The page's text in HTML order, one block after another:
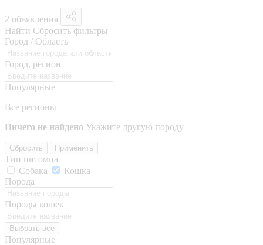
2 объявления
Найти Сбросить фильтры
Город / Область
Город, регион
Популярные
Все регионы
Ничего не найдено Укажите другую породу
Сбросить Применить
Тип питомца
Собака
Кошка
Порода
Породы кошек
Выбрать все
Популярные